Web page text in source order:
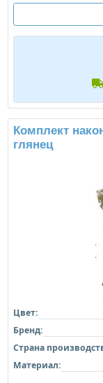
Комплект
глянец
Цвет:
Бренд:
Страна
Материал: